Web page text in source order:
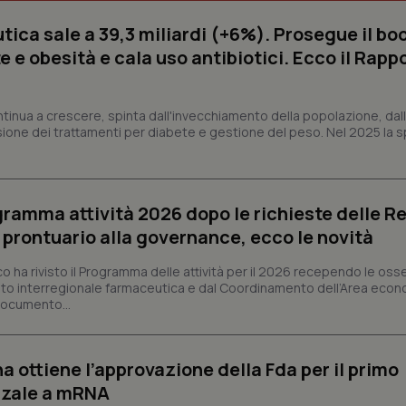
sale a 39,3 miliardi (+6%). Prosegue il
e obesità e cala uso antibiotici. Ecco il
a crescere, spinta dall'invecchiamento della popolazione,
dei trattamenti per diabete e gestione del peso. Nel 2025 la
attività 2026 dopo le richieste delle
alla governance, ecco le novità
ha rivisto il Programma delle attività per il 2026 recependo le
interregionale farmaceutica e dal Coordinamento dell’Area
ottiene l’approvazione della Fda per il primo
a mRNA
Necessari Statistici Marketing
a rendere fruibile il sito web abilitandone funzionalità di base quali la
Fornitore/Dominio Scadenza
Descrizione
interazione con il sito. Registra i
impostazioni sulla privacy,
preferenze siano onorate nelle
5 mesi 3
Questo cookie viene utilizzato
sui cookie dei visitatori. È
dei cookie di Cookie-Script.com
settimane
abilitare il sistema di tracking
www.quotidianosanita.it
4
Questo cookie è impostato